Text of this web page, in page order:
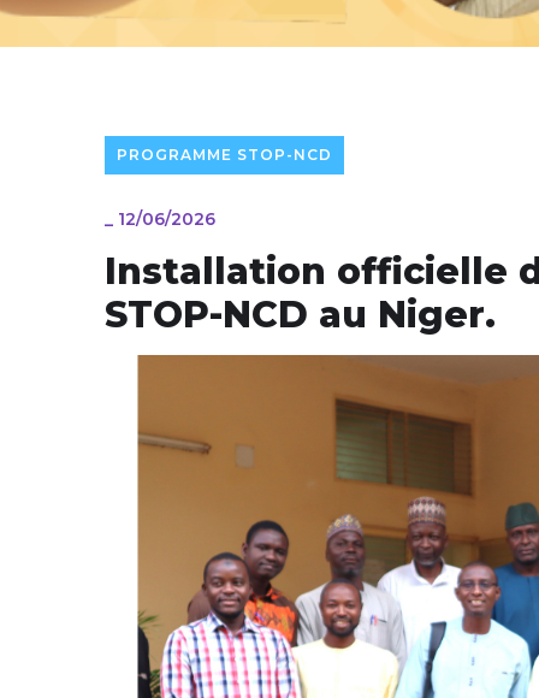
PROGRAMME STOP-NCD
_ 12/06/2026
Installation officielle
STOP-NCD au Niger.